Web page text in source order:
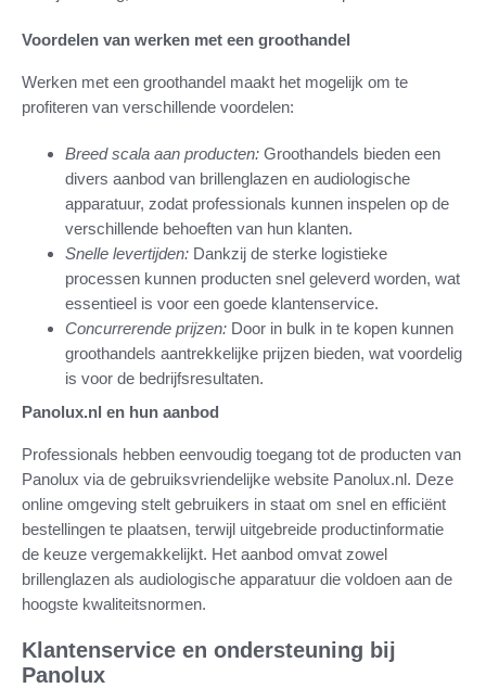
Voordelen van werken met een groothandel
Werken met een groothandel maakt het mogelijk om te
profiteren van verschillende voordelen:
Breed scala aan producten: Groothandels bieden een
divers aanbod van brillenglazen en audiologische
apparatuur, zodat professionals kunnen inspelen op de
verschillende behoeften van hun klanten.
Snelle levertijden: Dankzij de sterke logistieke
processen kunnen producten snel geleverd worden, wat
essentieel is voor een goede klantenservice.
Concurrerende prijzen: Door in bulk in te kopen kunnen
groothandels aantrekkelijke prijzen bieden, wat voordelig
is voor de bedrijfsresultaten.
Panolux.nl en hun aanbod
Professionals hebben eenvoudig toegang tot de producten van
Panolux via de gebruiksvriendelijke website Panolux.nl. Deze
online omgeving stelt gebruikers in staat om snel en efficiënt
bestellingen te plaatsen, terwijl uitgebreide productinformatie
de keuze vergemakkelijkt. Het aanbod omvat zowel
brillenglazen als audiologische apparatuur die voldoen aan de
hoogste kwaliteitsnormen.
Klantenservice en ondersteuning bij
Panolux